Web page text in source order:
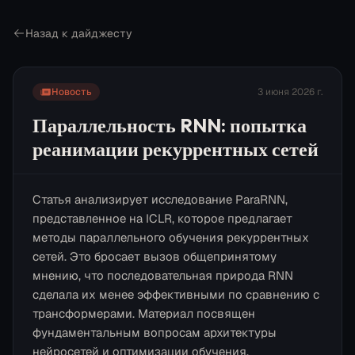
Назад к дайджесту
Новость 3 июня 2026 г.
Параллельность RNN: попытка
реанимации рекуррентных сетей
Статья анализирует исследование ParaRNN,
представленное на ICLR, которое предлагает
методы параллельного обучения рекуррентных
сетей. Это бросает вызов общепринятому
мнению, что последовательная природа RNN
сделала их менее эффективными по сравнению с
трансформерами. Материал посвящен
фундаментальным вопросам архитектуры
нейросетей и оптимизации обучения.